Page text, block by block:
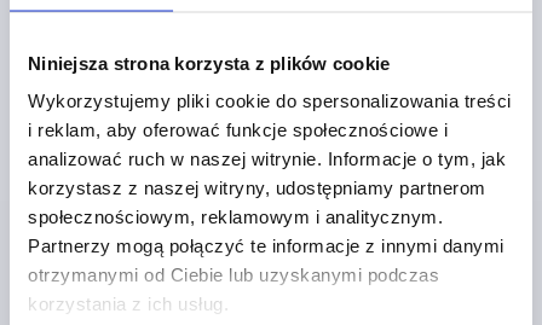
Niniejsza strona korzysta z plików cookie
Wykorzystujemy pliki cookie do spersonalizowania treści
i reklam, aby oferować funkcje społecznościowe i
analizować ruch w naszej witrynie. Informacje o tym, jak
korzystasz z naszej witryny, udostępniamy partnerom
społecznościowym, reklamowym i analitycznym.
Partnerzy mogą połączyć te informacje z innymi danymi
otrzymanymi od Ciebie lub uzyskanymi podczas
korzystania z ich usług.
K2034
ZATYCZKA REGULACYJNA Z WKŁADKĄ
ANTYPOŚLIZGOWĄ, FORMA:A OKRĄGŁY, D=35, L1=29,
POLIAMID CZARNY, DO RUR OKRAGLYCH
ŚREDNICA=35
GWINT=M22